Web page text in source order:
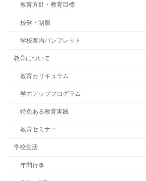
教育方針・教育目標
校歌・制服
学校案内パンフレット
教育について
教育カリキュラム
学力アッププログラム
特色ある教育実践
教育セミナー
学校生活
年間行事